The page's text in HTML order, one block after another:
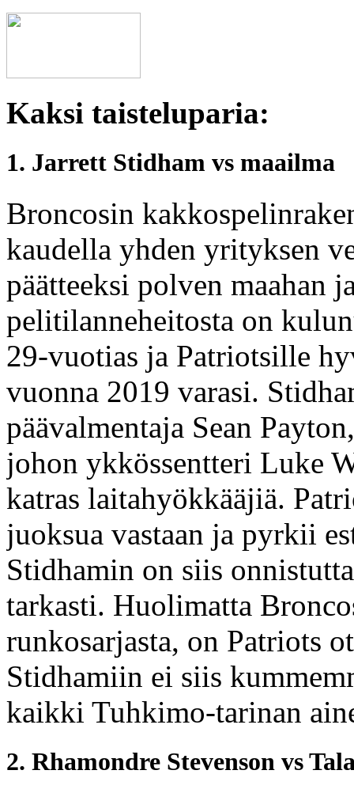
Kaksi taisteluparia:
1. Jarrett Stidham vs maailma
Broncosin
kaudella yhden yrityksen
päätteeksi polven maahan
pelitilanneheitosta on
29-vuotias ja Patriotsille
vuonna 2019 varasi.
päävalmentaja Sean
johon ykkössentteri Luke
katras laitahyökkääjiä.
juoksua vastaan ja pyrkii
Stidhamin on siis
tarkasti. Huolimatta
runkosarjasta, on Patriots
Stidhamiin ei siis
kaikki Tuhkimo-tarinan
2. Rhamondre Stevenson vs